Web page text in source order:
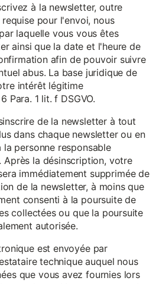
à la newsletter, outre
pour l'envoi, nous
laquelle vous vous êtes
ainsi que la date et l'heure de
afin de pouvoir suivre
abus. La base juridique de
intérêt légitime
Para. 1 lit. f DSGVO.
de la newsletter à tout
dans chaque newsletter ou en
personne responsable
Après la désinscription, votre
immédiatement supprimée de
de la newsletter, à moins que
consenti à la poursuite de
collectées ou que la poursuite
autorisée.
est envoyée par
technique auquel nous
que vous avez fournies lors